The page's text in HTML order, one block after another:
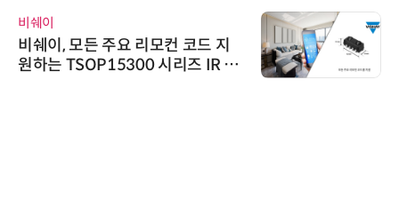
비쉐이
비쉐이, 모든 주요 리모컨 코드 지
원하는 TSOP15300 시리즈 IR 수